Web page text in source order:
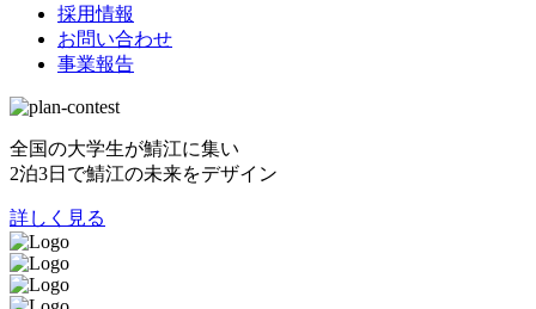
採用情報
お問い合わせ
事業報告
全国の大学生が鯖江に集い
2泊3日で鯖江の未来をデザイン
詳しく見る